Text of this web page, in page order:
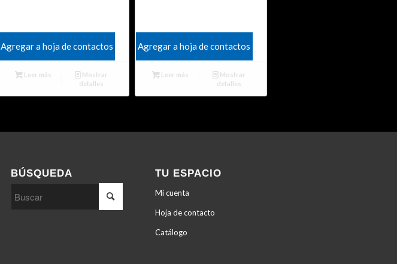
Agregar a hoja de contactos
Leer más
Mostrar
detalles
Agregar a hoja de contactos
Leer más
Mostrar
detalles
BÚSQUEDA TU ESPACIO
Mi cuenta
Hoja de contacto
Catálogo